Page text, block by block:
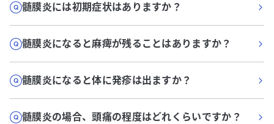
髄膜炎には初期症状はありますか？
髄膜炎になると麻痺が残ることはありますか？
髄膜炎になると体に発疹は出ますか？
髄膜炎の場合、頭痛の程度はどれくらいですか？